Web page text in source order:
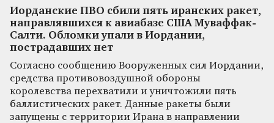
Иорданские ПВО сбили пять иранских ракет,
направлявшихся к авиабазе США Муваффак-
Салти. Обломки упали в Иордании,
пострадавших нет
Согласно сообщению Вооруженных сил Иордании,
средства противовоздушной обороны
королевства перехватили и уничтожили пять
баллистических ракет. Данные ракеты были
запущены с территории Ирана в направлении